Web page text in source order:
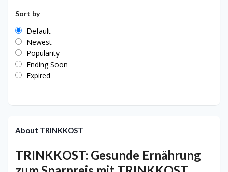
Sort by
Default
Newest
Popularity
Ending Soon
Expired
About TRINKKOST
TRINKKOST: Gesunde Ernährung